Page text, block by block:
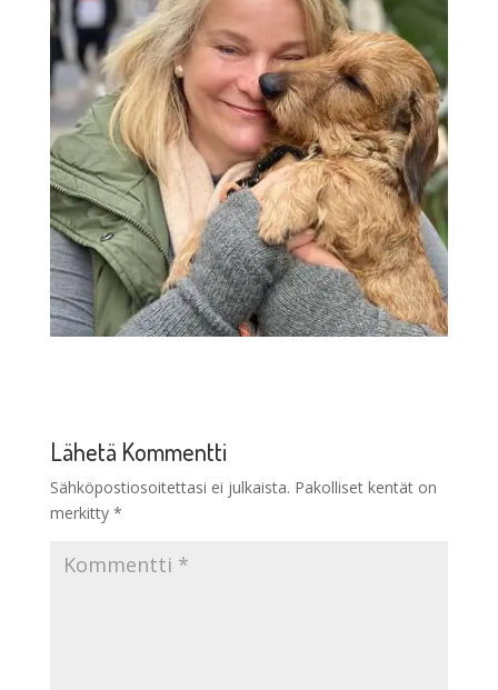
Lähetä Kommentti
Sähköpostiosoitettasi ei julkaista. Pakolliset kentät on
merkitty *